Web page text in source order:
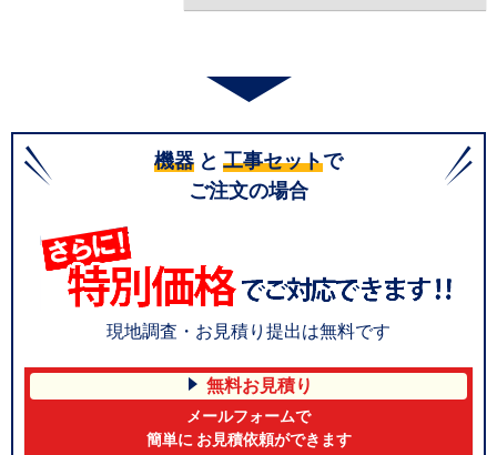
機器 と 工事セットで
ご注文の場合
現地調査・お見積り提出は無料です
無料お見積り
メールフォームで
簡単に お見積依頼ができます